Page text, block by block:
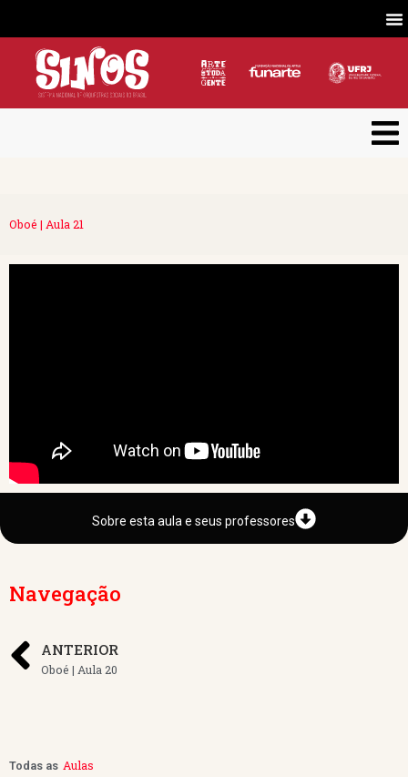
Oboé | Aula 21
Sobre esta aula e seus professores
Navegação
ANTERIOR
Oboé | Aula 20
Todas as Aulas